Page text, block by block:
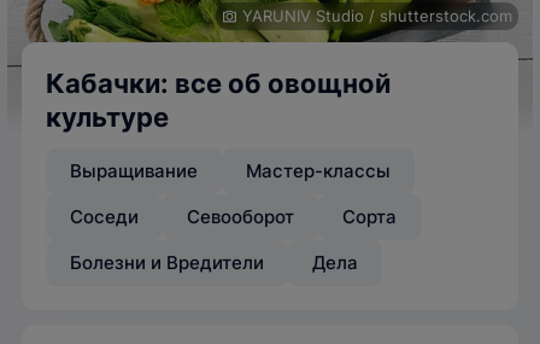
YARUNIV Studio / shutterstock.com
Кабачки: все об овощной
культуре
Выращивание
Мастер-классы
Соседи
Севооборот
Сорта
Болезни и Вредители
Дела